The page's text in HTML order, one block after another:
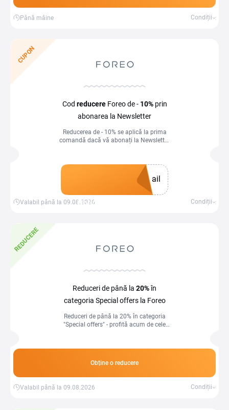
Până mâine Condiții
CUPON
Cod reducereForeo de - 10%prin
abonarea la Newsletter
Reducerea de - 10% se aplică la prima
comandă dacă vă abonați la Newsletter
cumpărături.
Obține un cupon
ail
Valabil până la 09.08.2026 Condiții
REDUCERE
Reduceri de până la 20%în
categoria Special offers la Foreo
Reduceri de până la 20% în categoria
"Special offers" - profită acum de cele
Obține o reducere
Valabil până la 09.08.2026 Condiții